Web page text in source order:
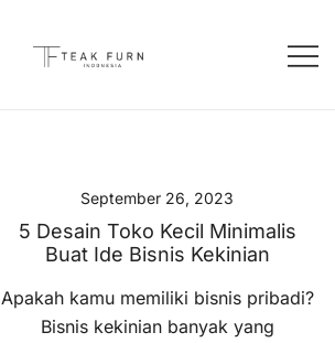
September 26, 2023
5 Desain Toko Kecil Minimalis
Buat Ide Bisnis Kekinian
Apakah kamu memiliki bisnis pribadi?
Bisnis kekinian banyak yang